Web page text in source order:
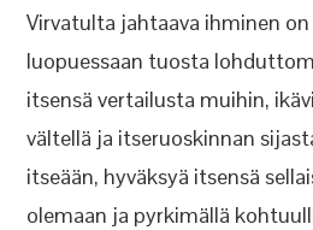
Virvatulta jahtaava ihminen
luopuessaan tuosta
itsensä vertailusta muihin,
vältellä ja itseruoskinnan
itseään, hyväksyä itsensä
olemaan ja pyrkimällä